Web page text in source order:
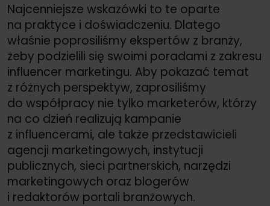
Najcenniejsze wskazówki to te oparte
na praktyce i doświadczeniu. Dlatego
właśnie poprosiliśmy ekspertów z branży,
żeby podzielili się swoimi poradami z zakresu
influencer marketingu. Aby pokazać temat
z różnych perspektyw, zaprosiliśmy
do współpracy nie tylko marketerów, którzy
na co dzień realizują kampanie
z influencerami, ale także przedstawicieli
agencji marketingowych, instytucji
publicznych, sieci partnerskich, narzędzi
marketingowych oraz blogerów
i redaktorów portali branżowych.